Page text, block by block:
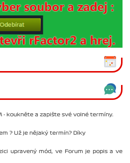
- koukněte a zapište své volné termíny.
? Už je nějaký termín? Díky
upravený mód, ve Forum je popis a ve